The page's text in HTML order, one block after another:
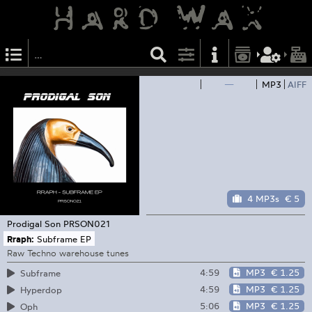
— MP3 AIFF
4 MP3s € 5
Prodigal Son PRSON021
Rraph: Subframe EP
Raw Techno warehouse tunes
Subframe
4:59 MP3 € 1.25
Hyperdop
4:59 MP3 € 1.25
Oph
5:06 MP3 € 1.25